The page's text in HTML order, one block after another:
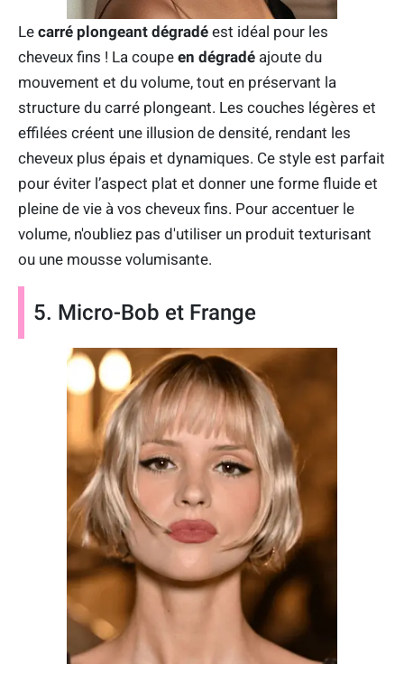
Le carré plongeant dégradé est idéal pour les
cheveux fins ! La coupe en dégradé ajoute du
mouvement et du volume, tout en préservant la
structure du carré plongeant. Les couches légères et
effilées créent une illusion de densité, rendant les
cheveux plus épais et dynamiques. Ce style est parfait
pour éviter l’aspect plat et donner une forme fluide et
pleine de vie à vos cheveux fins. Pour accentuer le
volume, n'oubliez pas d'utiliser un produit texturisant
ou une mousse volumisante.
5. Micro-Bob et Frange